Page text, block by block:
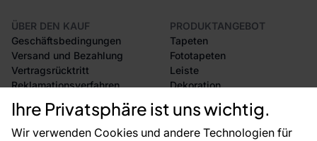
Ihre Privatsphäre ist uns wichtig.
Wir verwenden Cookies und andere Technologien für
ÜBER DEN KAUF
Geschäftsbedingungen
Versand und Bezahlung
Vertragsrücktritt
Reklamationsverfahren
Rücksendung von Waren
CE-Zertifizierung
Großhandel
PRODUKTANGEBOT
Tapeten
Fototapeten
Leiste
Dekoration
Selbstklebende Folien
Zubehör
Tapetenmuster